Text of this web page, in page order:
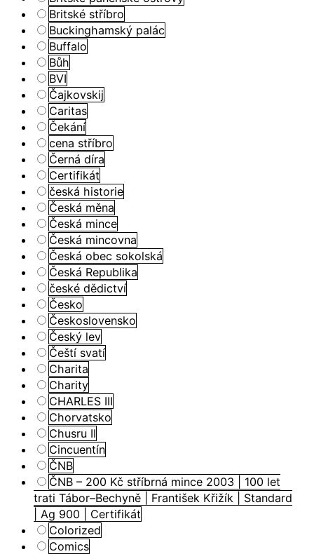
Britské stříbro
Buckinghamský palác
Buffalo
Bůh
BVI
Čajkovskij
Caritas
Čekání
cena stříbro
Černá díra
Certifikát
česká historie
Česká měna
Česká mince
Česká mincovna
Česká obec sokolská
Česká Republika
české dědictví
Česko
Československo
Český lev
Čeští svatí
Charita
Charity
CHARLES III
Chorvatsko
Chusru II
Cincuentín
ČNB
ČNB – 200 Kč stříbrná mince 2003 | 100 let
trati Tábor–Bechyně | František Křižík | Standard
| Ag 900 | Certifikát
Colorized
Comics